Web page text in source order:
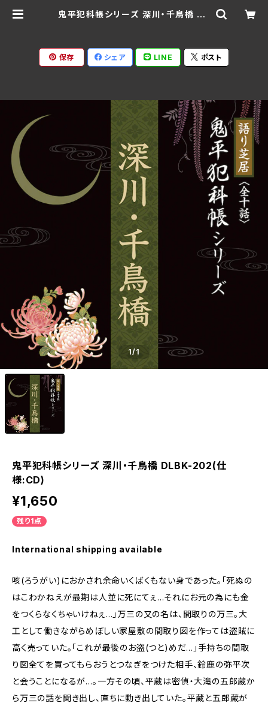
鬼平犯科帳シリーズ 深川・千鳥橋 DL
保存 シェア LINE ポスト
1/1
鬼平犯科帳シリーズ 深川・千鳥橋 DLBK-202(仕
様:CD)
¥1,650
残り1点
International shipping available
咳(ろうがい)におかされ余命いくばくもない身であった。「死ぬの
はこわかねえが最期は人並に死にてぇ…それにお元の為にも金
をつくらなくちゃいけねぇ…」万三の又の名は、間取りの万三。大
工として働きながらめぼしい家屋敷の間取り図を作っては盗賊に
高く売っていた。「これが最後のお盗(つと)めだ…」手持ちの間取
り図全てを買ってもらおうとつなぎをつけた相手、鈴鹿の弥平次
と会うことになるが…。一方その頃、平蔵は密偵・大滝の五郎蔵か
ら万三の話を聞き出し、直ちに動き出していた。平蔵と五郎蔵が